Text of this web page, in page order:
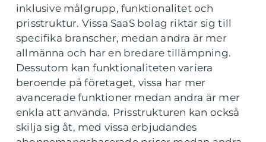
inklusive målgrupp, funktionalitet och
prisstruktur. Vissa SaaS bolag riktar sig till
specifika branscher, medan andra är mer
allmänna och har en bredare tillämpning.
Dessutom kan funktionaliteten variera
beroende på företaget, vissa har mer
avancerade funktioner medan andra är mer
enkla att använda. Prisstrukturen kan också
skilja sig åt, med vissa erbjudandes